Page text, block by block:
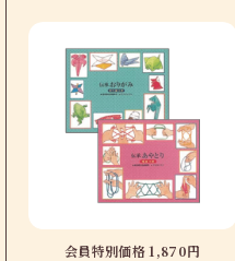
会員特別価格 1,870円